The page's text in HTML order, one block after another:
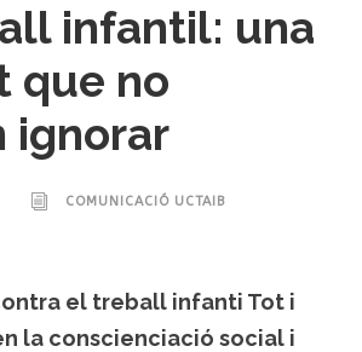
infantil: una
que no
ignorar
COMUNICACIÓ UCTAIB
el treball infanti Tot i
la conscienciació social i